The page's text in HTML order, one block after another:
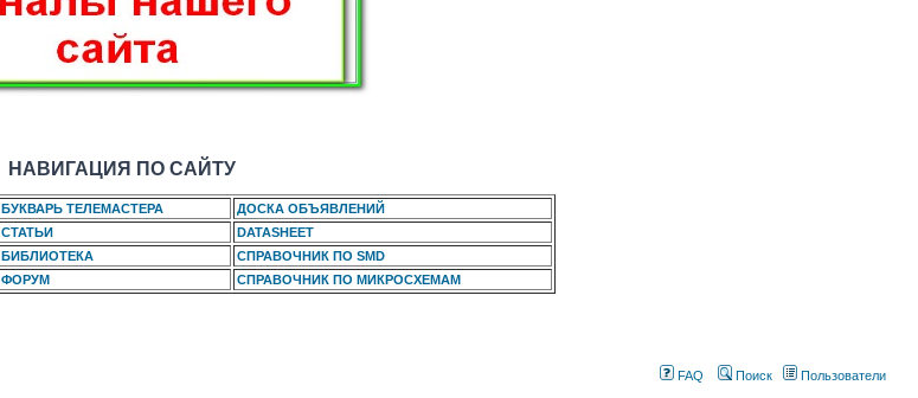
НАВИГАЦИЯ ПО САЙТУ
БУКВАРЬ ТЕЛЕМАСТЕРА
ДОСКА ОБЪЯВЛЕНИЙ
СТАТЬИ
DATASHEET
БИБЛИОТЕКА
СПРАВОЧНИК ПО SMD
ФОРУМ СПРАВОЧНИК ПО МИКРОСХЕМАМ
FAQ Поиск Пользователи